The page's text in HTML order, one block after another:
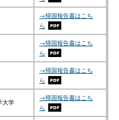
→帰国報告書はこち
ら
→帰国報告書はこち
ら
→帰国報告書はこち
ら
大学
→帰国報告書はこち
ら